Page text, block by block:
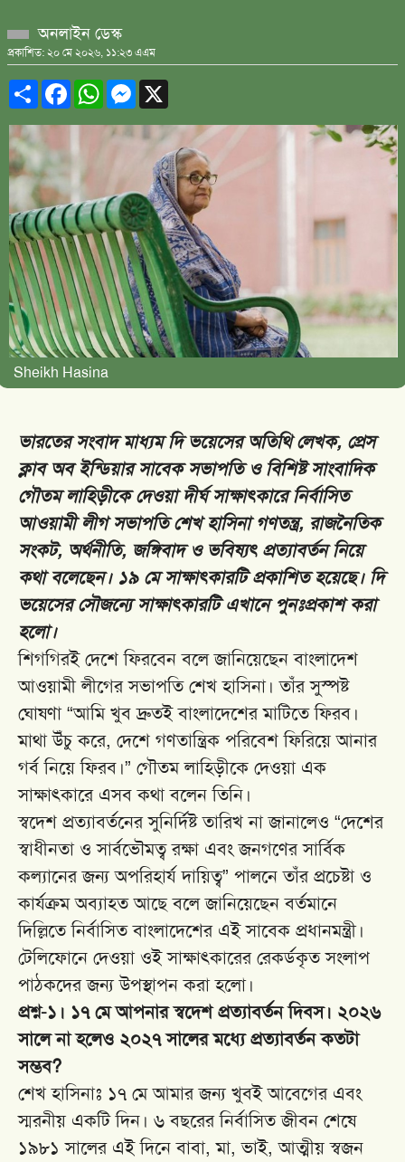
অনলাইন ডেস্ক
প্রকাশিত: ২০ মে ২০২৬, ১১:২৩ এএম
ShareFacebookWhatsAppMessenger
Sheikh Hasina
ভারতের সংবাদ মাধ্যম দি ভয়েসের অতিথি লেখক, প্রেস
ক্লাব অব ইন্ডিয়ার সাবেক সভাপতি ও বিশিষ্ট সাংবাদিক
গৌতম লাহিড়ীকে দেওয়া দীর্ঘ সাক্ষাৎকারে নির্বাসিত
আওয়ামী লীগ সভাপতি শেখ হাসিনা গণতন্ত্র, রাজনৈতিক
সংকট, অর্থনীতি, জঙ্গিবাদ ও ভবিষ্যৎ প্রত্যাবর্তন নিয়ে
কথা বলেছেন। ১৯ মে সাক্ষাৎকারটি প্রকাশিত হয়েছে। দি
ভয়েসের সৌজন্যে সাক্ষাৎকারটি এখানে পুনঃপ্রকাশ করা
হলো।
শিগগিরই দেশে ফিরবেন বলে জানিয়েছেন বাংলাদেশ
আওয়ামী লীগের সভাপতি শেখ হাসিনা। তাঁর সুস্পষ্ট
ঘোষণা “আমি খুব দ্রুতই বাংলাদেশের মাটিতে ফিরব।
মাথা উঁচু করে, দেশে গণতান্ত্রিক পরিবেশ ফিরিয়ে আনার
গর্ব নিয়ে ফিরব।” গৌতম লাহিড়ীকে দেওয়া এক
সাক্ষাৎকারে এসব কথা বলেন তিনি।
স্বদেশ প্রত্যাবর্তনের সুনির্দিষ্ট তারিখ না জানালেও “দেশের
স্বাধীনতা ও সার্বভৌমত্ব রক্ষা এবং জনগণের সার্বিক
কল্যানের জন্য অপরিহার্য দায়িত্ব” পালনে তাঁর প্রচেষ্টা ও
কার্যক্রম অব্যাহত আছে বলে জানিয়েছেন বর্তমানে
দিল্লিতে নির্বাসিত বাংলাদেশের এই সাবেক প্রধানমন্ত্রী।
টেলিফোনে দেওয়া ওই সাক্ষাৎকারের রেকর্ডকৃত সংলাপ
পাঠকদের জন্য উপস্থাপন করা হলো।
প্রশ্ন-১। ১৭ মে আপনার স্বদেশ প্রত্যাবর্তন দিবস। ২০২৬
সালে না হলেও ২০২৭ সালের মধ্যে প্রত্যাবর্তন কতটা
সম্ভব?
শেখ হাসিনাঃ ১৭ মে আমার জন্য খুবই আবেগের এবং
স্মরনীয় একটি দিন। ৬ বছরের নির্বাসিত জীবন শেষে
১৯৮১ সালের এই দিনে বাবা, মা, ভাই, আত্মীয় স্বজন